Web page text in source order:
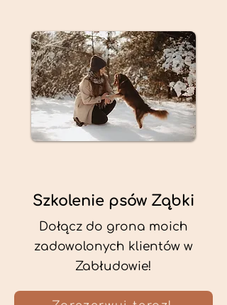
Szkolenie psów Ząbki
Dołącz do grona moich
zadowolonych klientów w
Zabłudowie!